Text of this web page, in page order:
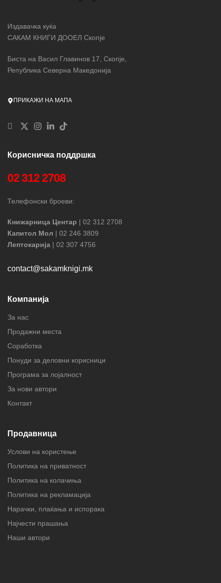
Издавачка куќа
САКАМ КНИГИ ДООЕЛ Скопје
Биста на Васил Главинов 17, Скопје,
Република Северна Македонија
ПРИКАЖИ НА МАПА
Корисничка поддршка
02 312 2708
Телефонски броеви:
Книжарница Центар | 02 312 2708
Капитол Мол | 02 246 3809
Лептокарија | 02 307 4756
contact@sakamknigi.mk
Компанија
За нас
Продажни места
Соработка
Понуди за деловни корисници
Програма за лојалност
За нови автори
Контакт
Продавница
Услови на користење
Политика на приватност
Политика на колачиња
Политика на рекламација
Нарачки, плаќања и испорака
Најчести прашања
Наши автори